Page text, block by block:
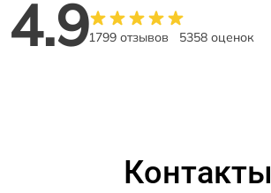
4.91799 отзывов 5358 оценок
Контакты